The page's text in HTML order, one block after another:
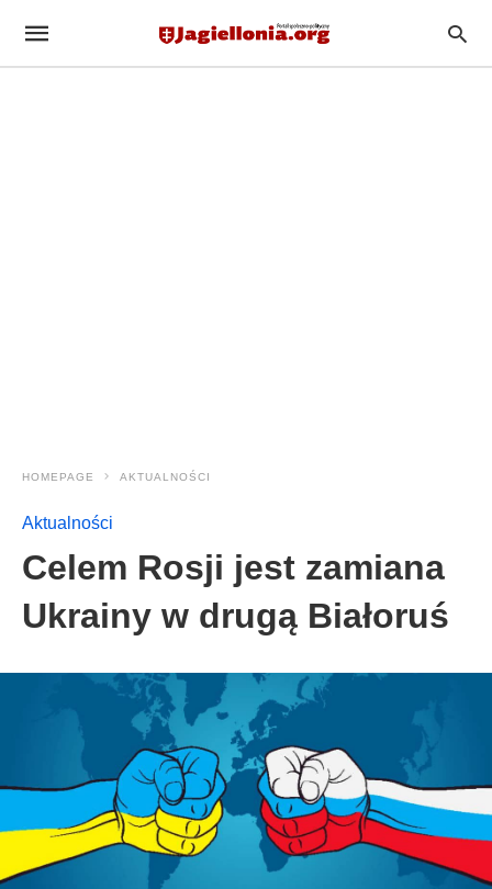
HOMEPAGE AKTUALNOŚCI
Aktualności
Celem Rosji jest zamiana
Ukrainy w drugą Białoruś